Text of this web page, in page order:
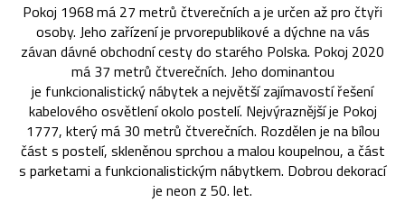
Pokoj 1968 má 27 metrů čtverečních a je určen až pro čtyři
osoby. Jeho zařízení je prvorepublikové a dýchne na vás
závan dávné obchodní cesty do starého Polska. Pokoj 2020
má 37 metrů čtverečních. Jeho dominantou
je funkcionalistický nábytek a největší zajímavostí řešení
kabelového osvětlení okolo postelí. Nejvýraznější je Pokoj
1777, který má 30 metrů čtverečních. Rozdělen je na bílou
část s postelí, skleněnou sprchou a malou koupelnou, a část
s parketami a funkcionalistickým nábytkem. Dobrou dekorací
je neon z 50. let.